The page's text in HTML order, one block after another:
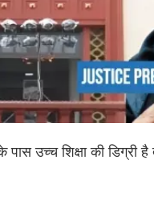
पास उच्च शिक्षा की